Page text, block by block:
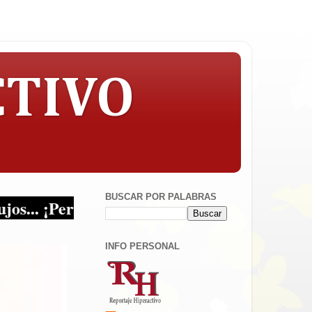
en sus multiplataformas!
BUSCAR POR PALABRAS
INFO PERSONAL